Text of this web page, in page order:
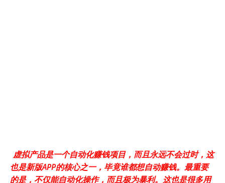
虚拟产品是一个自动化赚钱项目，而且永远不会过时，这
也是新版APP的核心之一，毕竟谁都想自动赚钱。最重要
的是，不仅能自动化操作，而且极为暴利。这也是很多用